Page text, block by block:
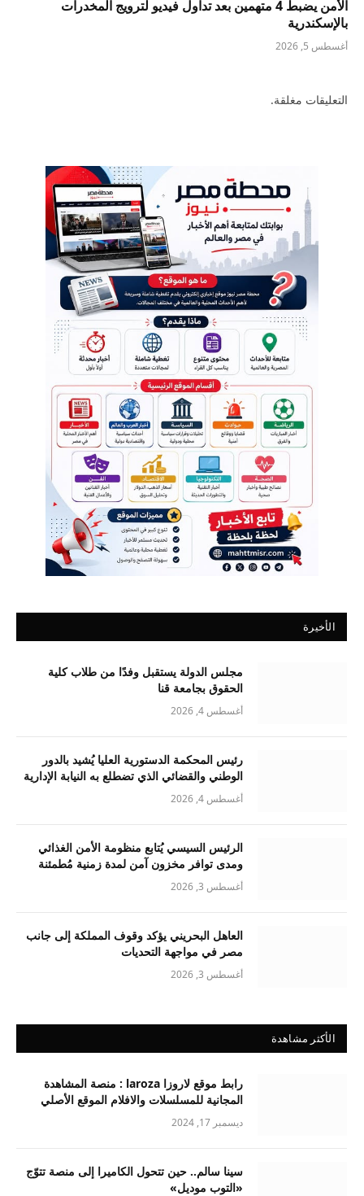
الأمن يضبط 4 متهمين بعد تداول فيديو لترويج المخدرات
بالإسكندرية
أغسطس 5, 2026
التعليقات مغلقة.
الأخيرة
مجلس الدولة يستقبل وفدًا من طلاب كلية
الحقوق بجامعة قنا
أغسطس 4, 2026
رئيس المحكمة الدستورية العليا يُشيد بالدور
الوطني والقضائي الذي تضطلع به النيابة الإدارية
أغسطس 4, 2026
الرئيس السيسي يُتابع منظومة الأمن الغذائي
ومدى توافر مخزون آمن لمدة زمنية مُطمئنة
أغسطس 3, 2026
العاهل البحريني يؤكد وقوف المملكة إلى جانب
مصر في مواجهة التحديات
أغسطس 3, 2026
الأكثر مشاهدة
رابط موقع لاروزا laroza : منصة المشاهدة
المجانية للمسلسلات والافلام الموقع الأصلي
ديسمبر 17, 2024
سينا سالم.. حين تتحول الكاميرا إلى منصة تتوّج
«التوب موديل»